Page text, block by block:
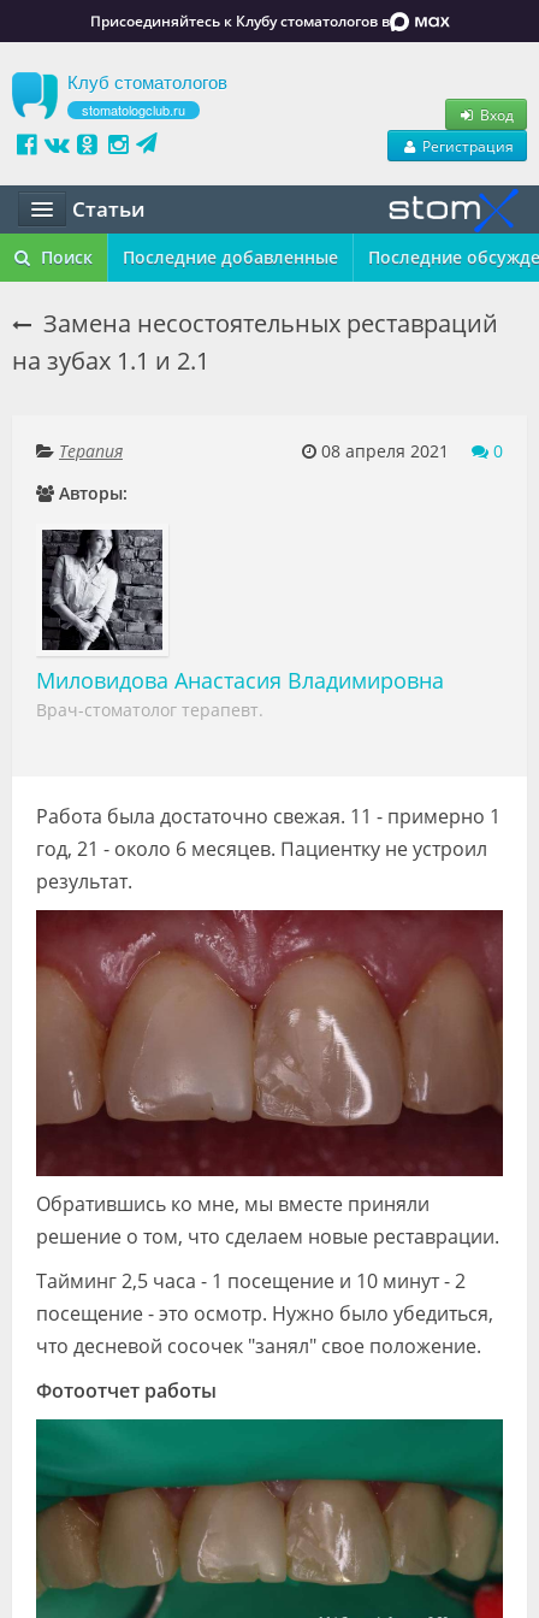
Присоединяйтесь к Клубу стоматологов в
Клуб стоматологов
stomatologclub.ru
Вход
Регистрация
Статьи
Статьи
Обучение
Резюме
Объявления
Видео
Форум
Клиники
Специалисты
Блоги
Лаборатории
Поиск Последние добавленные Последние
Замена несостоятельных реставраций
на зубах 1.1 и 2.1
Терапия 08 апреля 2021
0
Авторы:
Миловидова Анастасия Владимировна
Врач-стоматолог терапевт.
Работа была достаточно свежая. 11 - примерно 1
год, 21 - около 6 месяцев. Пациентку не устроил
результат.
Обратившись ко мне, мы вместе приняли
решение о том, что сделаем новые реставрации.
Тайминг 2,5 часа - 1 посещение и 10 минут - 2
посещение - это осмотр. Нужно было убедиться,
что десневой сосочек "занял" свое положение.
Фотоотчет работы